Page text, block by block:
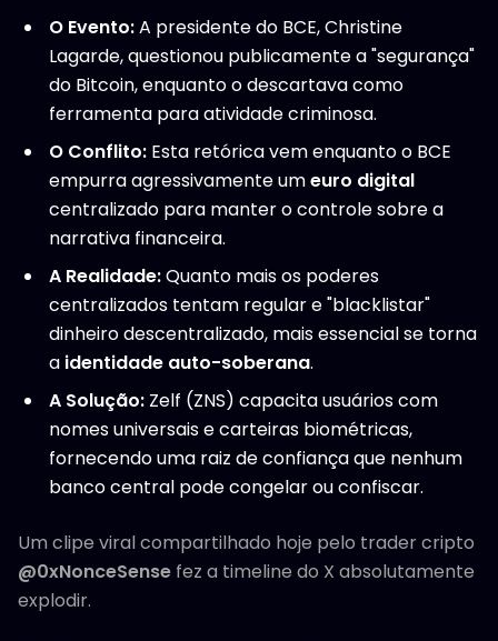
O Evento:A presidente do BCE, Christine
Lagarde, questionou publicamente a "segurança"
do Bitcoin, enquanto o descartava como
ferramenta para atividade criminosa.
O Conflito: Esta retórica vem enquanto o BCE
empurra agressivamente umeuro digital
centralizado para manter o controle sobre a
narrativa financeira.
A Realidade:Quanto mais os poderes
centralizados tentam regular e "blacklistar"
dinheiro descentralizado, mais essencial se torna
a identidade auto-soberana.
A Solução: Zelf (ZNS) capacita usuários com
nomes universais e carteiras biométricas,
fornecendo uma raiz de confiança que nenhum
banco central pode congelar ou confiscar.
Um clipe viral compartilhado hoje pelo trader cripto
@0xNonceSense fez a timeline do X absolutamente
explodir.